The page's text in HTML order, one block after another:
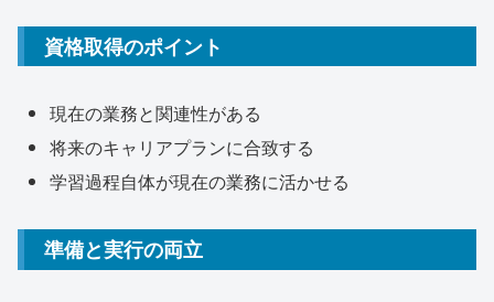
資格取得のポイント
現在の業務と関連性がある
将来のキャリアプランに合致する
学習過程自体が現在の業務に活かせる
準備と実行の両立